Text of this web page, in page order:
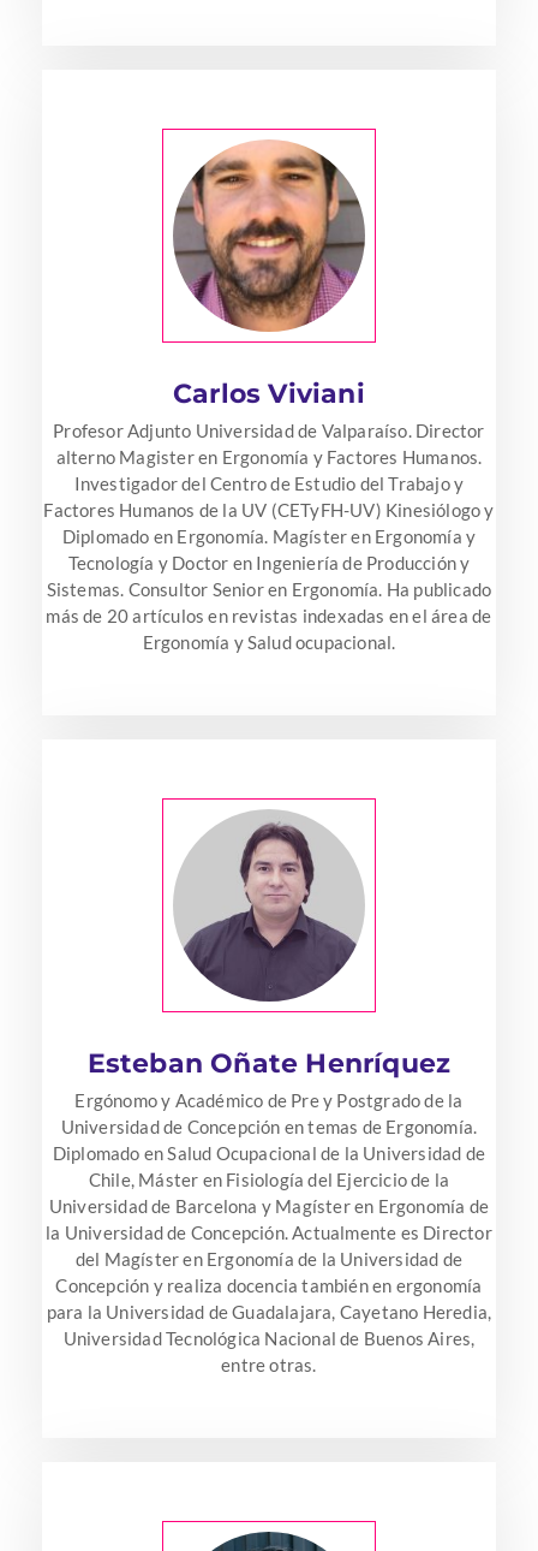
Carlos Viviani
Profesor Adjunto Universidad de Valparaíso. Director
alterno Magister en Ergonomía y Factores Humanos.
Investigador del Centro de Estudio del Trabajo y
Factores Humanos de la UV (CETyFH-UV) Kinesiólogo y
Diplomado en Ergonomía. Magíster en Ergonomía y
Tecnología y Doctor en Ingeniería de Producción y
Sistemas. Consultor Senior en Ergonomía. Ha publicado
más de 20 artículos en revistas indexadas en el área de
Ergonomía y Salud ocupacional.
Esteban Oñate Henríquez
Ergónomo y Académico de Pre y Postgrado de la
Universidad de Concepción en temas de Ergonomía.
Diplomado en Salud Ocupacional de la Universidad de
Chile, Máster en Fisiología del Ejercicio de la
Universidad de Barcelona y Magíster en Ergonomía de
la Universidad de Concepción. Actualmente es Director
del Magíster en Ergonomía de la Universidad de
Concepción y realiza docencia también en ergonomía
para la Universidad de Guadalajara, Cayetano Heredia,
Universidad Tecnológica Nacional de Buenos Aires,
entre otras.